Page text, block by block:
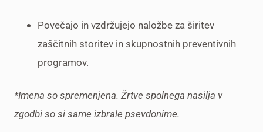
Povečajo in vzdržujejo naložbe za širitev
zaščitnih storitev in skupnostnih preventivnih
programov.
*Imena so spremenjena. Žrtve spolnega nasilja v
zgodbi so si same izbrale psevdonime.